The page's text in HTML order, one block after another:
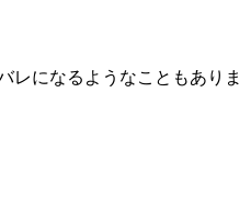
レになるようなこともありま